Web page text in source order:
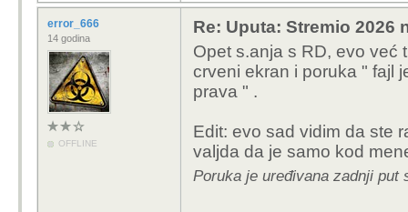
error_666
14 godina
OFFLINE
Re: Uputa: Stremio 2026
Opet s.anja s RD, evo već
crveni ekran i poruka " fajl
prava " .
Edit: evo sad vidim da ste
valjda da je samo kod
Poruka je uređivana zadnji put